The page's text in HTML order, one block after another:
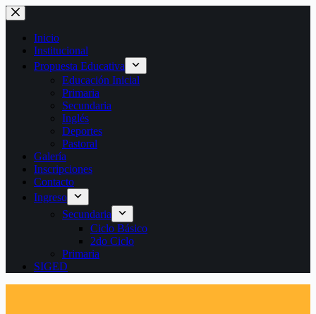
Saltar
al
contenido
Inicio
Institucional
Propuesta Educativa
Educación Inicial
Primaria
Secundaria
Inglés
Deportes
Pastoral
Galería
Inscripciones
Contacto
Ingreso
Secundaria
Ciclo Básico
2do Ciclo
Primaria
SIGED